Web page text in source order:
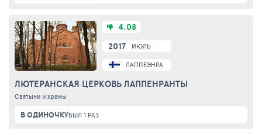
2017 ИЮЛЬ
ЛАППЕЭНРАНТА
ЛЮТЕРАНСКАЯ ЦЕРКОВЬ ЛАППЕНРАНТЫ
Святыни и храмы
4.08
В ОДИНОЧКУБЫЛ 1 РАЗ